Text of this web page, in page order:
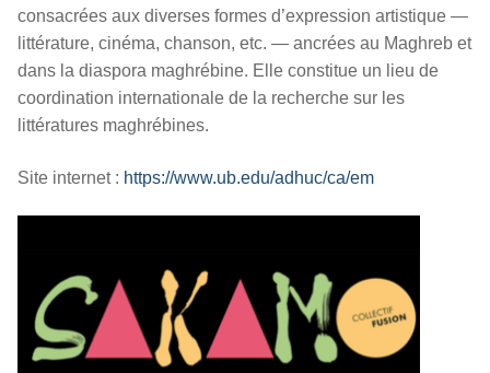
consacrées aux diverses formes d’expression artistique —
littérature, cinéma, chanson, etc. — ancrées au Maghreb et
dans la diaspora maghrébine. Elle constitue un lieu de
coordination internationale de la recherche sur les
littératures maghrébines.
Site internet : https://www.ub.edu/adhuc/ca/em